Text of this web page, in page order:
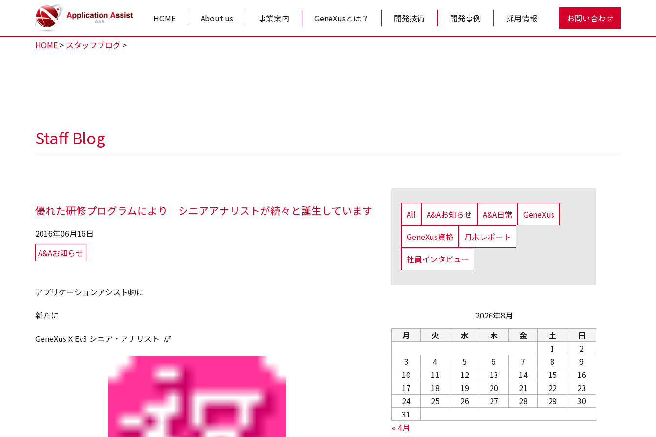
HOME About us 事業案内 GeneXusとは？ 開発技術 開発事例 採用情報 お問い合わせ
HOME > スタッフブログ >
Staff Blog
優れた研修プログラムにより シニアアナリストが続々と誕生しています
2016年06月16日
A&Aお知らせ
アプリケーションアシスト㈱に
新たに
GeneXus X Ev3 シニア・アナリスト が
All A&Aお知らせ A&A日常
GeneXus
GeneXus資格
月末レポート
社員インタビュー
2026年8月
月
火 水 木 金 土 日
« 4月
1
2
3
4 5 6 7 8
9
10
11 12 13 14 15
16
17
18 19 20 21 22
23
24
25 26 27 28 29
30
31